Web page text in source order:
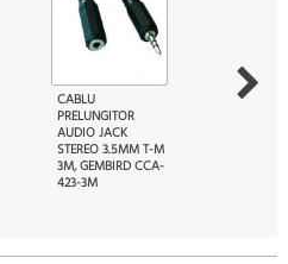
CABLU
PRELUNGITOR
AUDIO JACK
STEREO 3.5MM T-M
3M, GEMBIRD CCA-
423-3M